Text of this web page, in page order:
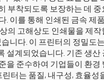
착되도록 보장하는 데
이를 통해 인쇄된 금속 제
의 고해상도 인쇄물을 제
니다. 이 프린터의 정밀도
계되었습니다. 기존 생
준수하여 기업들이 환
터는 품질, 내구성, 효율